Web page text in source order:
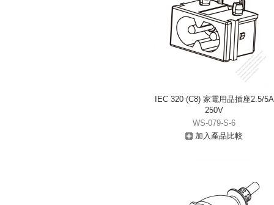
IEC 320 (C8) 家電用品插座2.5/5A
250V
WS-079-S-6
加入產品比較